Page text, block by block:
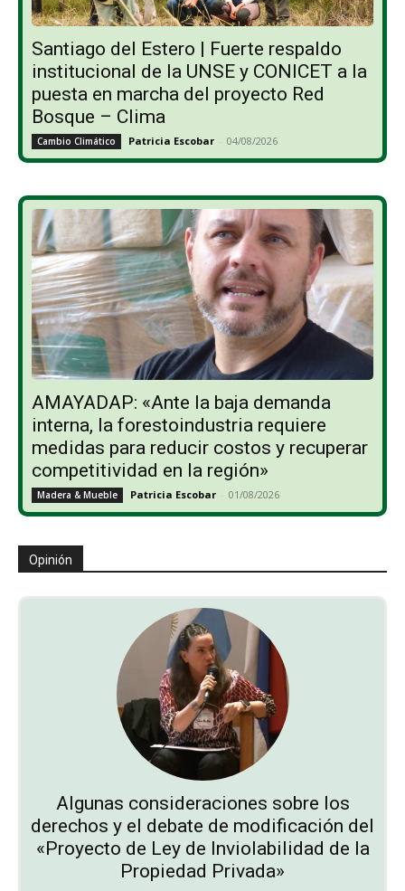
Santiago del Estero | Fuerte respaldo
institucional de la UNSE y CONICET a la
puesta en marcha del proyecto Red
Bosque – Clima
Cambio Climático Patricia Escobar - 04/08/2026
AMAYADAP: «Ante la baja demanda
interna, la forestoindustria requiere
medidas para reducir costos y recuperar
competitividad en la región»
Madera & Mueble Patricia Escobar - 01/08/2026
Opinión
Algunas consideraciones sobre los
derechos y el debate de modificación del
«Proyecto de Ley de Inviolabilidad de la
Propiedad Privada»